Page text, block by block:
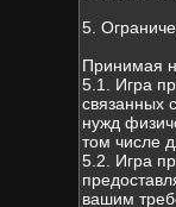
5.
Принимая
5.1. Игра
связанных
нужд
том числе
5.2. Игра
вашим